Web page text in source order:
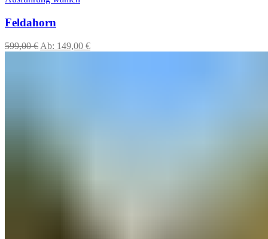
Feldahorn
599,00€ Ab: 149,00 €